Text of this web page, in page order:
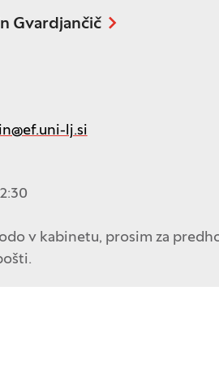
Gvardjančič
lj.si
v kabinetu, prosim za